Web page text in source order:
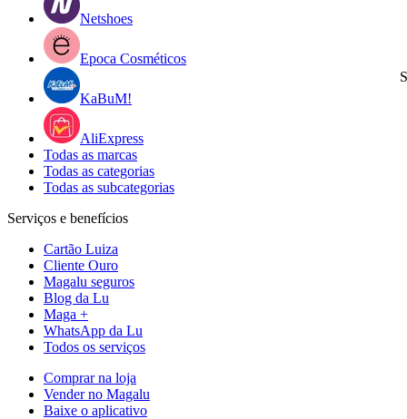
Netshoes
Epoca Cosméticos
KaBuM!
AliExpress
Todas as marcas
Todas as categorias
Todas as subcategorias
Serviços e benefícios
Cartão Luiza
Cliente Ouro
Magalu seguros
Blog da Lu
Maga +
WhatsApp da Lu
Todos os serviços
Comprar na loja
Vender no Magalu
Baixe o aplicativo